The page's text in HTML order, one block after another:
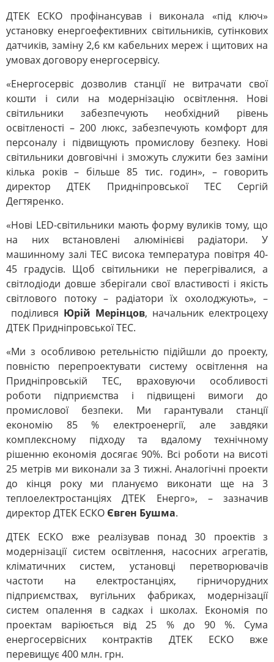
ДТЕК ЕСКО профінансував і виконала «під ключ»
установку енергоефективних світильників, сутінкових
датчиків, заміну 2,6 км кабельних мереж і щитових на
умовах договору енергосервісу.
«Енергосервіс дозволив станції не витрачати свої
кошти і сили на модернізацію освітлення. Нові
світильники забезпечують необхідний рівень
освітленості – 200 люкс, забезпечують комфорт для
персоналу і підвищують промислову безпеку. Нові
світильники довговічні і зможуть служити без заміни
кілька років – більше 85 тис. годин», – говорить
директор ДТЕК Придніпровської ТЕС Сергій
Дегтяренко.
«Нові LED-світильники мають форму вуликів тому, що
на них встановлені алюмінієві радіатори. У
машинному залі ТЕС висока температура повітря 40-
45 градусів. Щоб світильники не перегрівалися, а
світлодіоди довше зберігали свої властивості і якість
світлового потоку – радіатори їх охолоджують», –
поділився Юрій Мерінцов, начальник електроцеху
ДТЕК Придніпровської ТЕС.
«Ми з особливою ретельністю підійшли до проекту,
повністю перепроектувати систему освітлення на
Придніпровській ТЕС, враховуючи особливості
роботи підприємства і підвищені вимоги до
промислової безпеки. Ми гарантували станції
економію 85 % електроенергії, але завдяки
комплексному підходу та вдалому технічному
рішенню економія досягає 90%. Всі роботи на висоті
25 метрів ми виконали за 3 тижні. Аналогічні проекти
до кінця року ми плануємо виконати ще на 3
теплоелектростанціях ДТЕК Енерго», – зазначив
директор ДТЕК ЕСКО Євген Бушма.
ДТЕК ЕСКО вже реалізував понад 30 проектів з
модернізації систем освітлення, насосних агрегатів,
кліматичних систем, установці перетворювачів
частоти на електростанціях, гірничорудних
підприємствах, вугільних фабриках, модернізації
систем опалення в садках і школах. Економія по
проектам варіюється від 25 % до 90 %. Сума
енергосервісних контрактів ДТЕК ЕСКО вже
перевищує 400 млн. грн.